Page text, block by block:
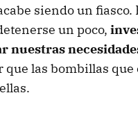
siendo un fiasco.
un poco,
nuestras
las bombillas que